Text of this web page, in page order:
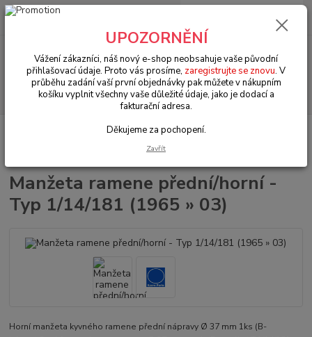
Menu
Hledat
+420 602 330 329
0 Kč
VW Brouk Typ 1 (1938 » 03) Šasi (Chassis)
Manžeta ramene přední/horní -
Typ 1/14/181 (1965 » 03)
Horní manžeta kyvného ramene přední nápravy Ø 37 mm 1ks (B-
UPOZORNĚNÍ
Vážení zákazníci, náš nový e-shop neobsahuje vaše původní
přihlašovací údaje. Proto vás prosíme, zaregistrujte se znovu. V
průběhu zadání vaší první objednávky pak můžete v nákupním
košíku vyplnit všechny vaše důležité údaje, jako je dodací a
fakturační adresa.
Děkujeme za pochopení.
Zavřít